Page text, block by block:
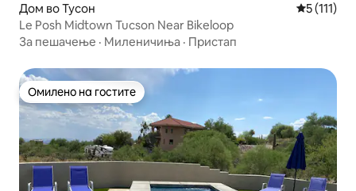
Дом во Тусон Просечна
5 (111)
Le Posh Midtown Tucson Near Bikeloop
За пешачење · Миленичиња · Пристап
Омилено на гостите
Омилено на гостите